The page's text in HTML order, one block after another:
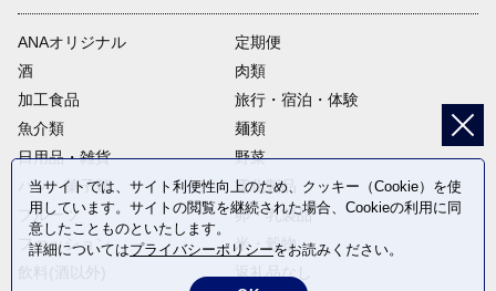
ANAオリジナル
定期便
酒
肉類
加工食品
旅行・宿泊・体験
魚介類
麺類
日用品・雑貨
野菜
パン・菓子類
電化製品
フルーツ
卵・乳製品
ファッション
米・穀物
当サイトでは、サイト利便性向上のため、クッキー（Cookie）を使
用しています。サイトの閲覧を継続された場合、Cookieの利用に同
意したことものといたします。
詳細についてはプライバシーポリシーをお読みください。